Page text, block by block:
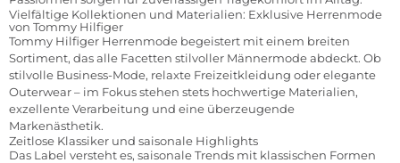
Vielfältige Kollektionen und Materialien: Exklusive Herrenmode
von Tommy Hilfiger
Tommy Hilfiger Herrenmode begeistert mit einem breiten
Sortiment, das alle Facetten stilvoller Männermode abdeckt. Ob
stilvolle Business-Mode, relaxte Freizeitkleidung oder elegante
Outerwear – im Fokus stehen stets hochwertige Materialien,
exzellente Verarbeitung und eine überzeugende
Markenästhetik.
Zeitlose Klassiker und saisonale Highlights
Das Label versteht es, saisonale Trends mit klassischen Formen